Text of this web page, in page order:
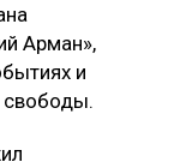
Арман»,
и
свободы.